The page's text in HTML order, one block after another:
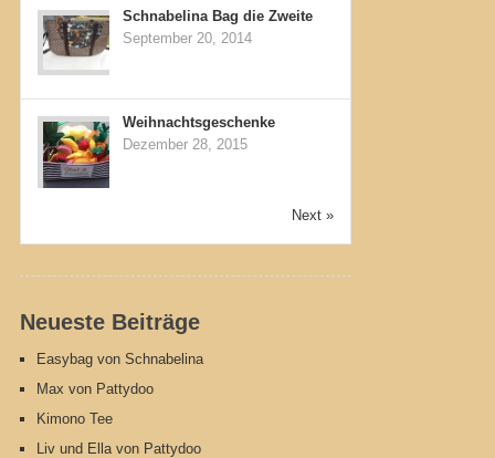
Schnabelina Bag die Zweite
September 20, 2014
Weihnachtsgeschenke
Dezember 28, 2015
Next »
Neueste Beiträge
Easybag von Schnabelina
Max von Pattydoo
Kimono Tee
Liv und Ella von Pattydoo